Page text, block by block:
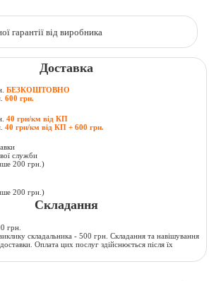
гарантії від виробника
Доставка
БЕЗКОШТОВНО
600 грн.
40 грн/км від КП
40 грн/км від КП + 600 грн.
служби
200 грн.)
200 грн.)
Складання
грн.
складальника - 500 грн. Складання та навішування
Оплата цих послуг здійснюється після їх